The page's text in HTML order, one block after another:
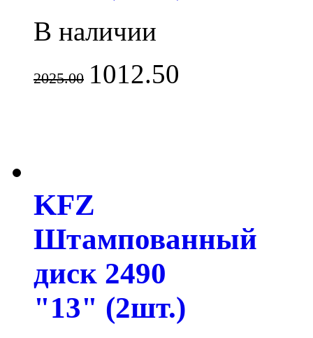
В наличии
2025.00 1012.50
KFZ
Штампованный
диск 2490
"13" (2шт.)